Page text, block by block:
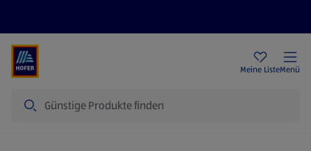
Meine ListeMenü